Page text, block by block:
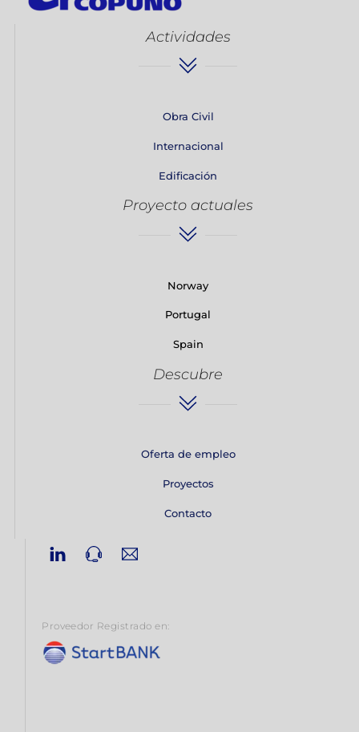
Actividades
Obra Civil
Internacional
Edificación
Proyecto actuales
Norway
Portugal
Spain
Descubre
Oferta de empleo
Proyectos
Contacto
Linkedin
Proveedor Registrado en: